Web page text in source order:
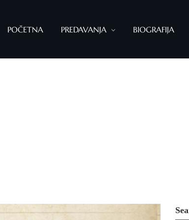
POČETNA PREDAVANJA BIOGRAFIJA